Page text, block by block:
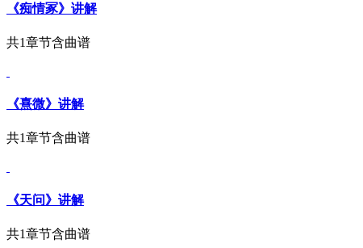
《痴情冢》讲解
共1章节含曲谱
《熹微》讲解
共1章节含曲谱
《天问》讲解
共1章节含曲谱